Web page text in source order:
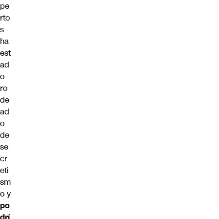
pe
rto
s
ha
est
ad
o
ro
de
ad
o
de
se
cr
eti
sm
o y
po